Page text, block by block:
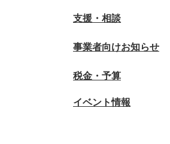
支援・相談
事業者向けお知らせ
税金・予算
イベント情報